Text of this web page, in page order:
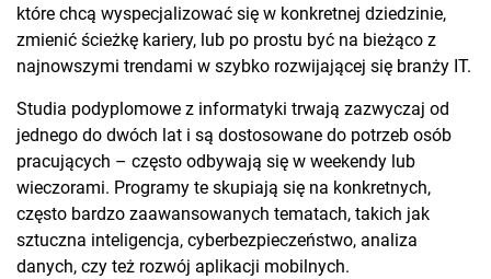
które chcą wyspecjalizować się w konkretnej dziedzinie,
zmienić ścieżkę kariery, lub po prostu być na bieżąco z
najnowszymi trendami w szybko rozwijającej się branży IT.
Studia podyplomowe z informatyki trwają zazwyczaj od
jednego do dwóch lat i są dostosowane do potrzeb osób
pracujących – często odbywają się w weekendy lub
wieczorami. Programy te skupiają się na konkretnych,
często bardzo zaawansowanych tematach, takich jak
sztuczna inteligencja, cyberbezpieczeństwo, analiza
danych, czy też rozwój aplikacji mobilnych.